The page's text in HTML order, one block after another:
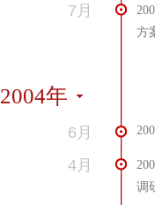
7月
方
2004年
6月
4月
调